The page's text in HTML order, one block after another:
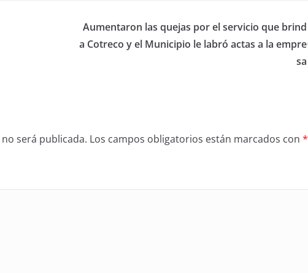
Aumentaron las quejas por el servicio que brind
a Cotreco y el Municipio le labró actas a la empre
sa
será publicada. Los campos obligatorios están marcados con *